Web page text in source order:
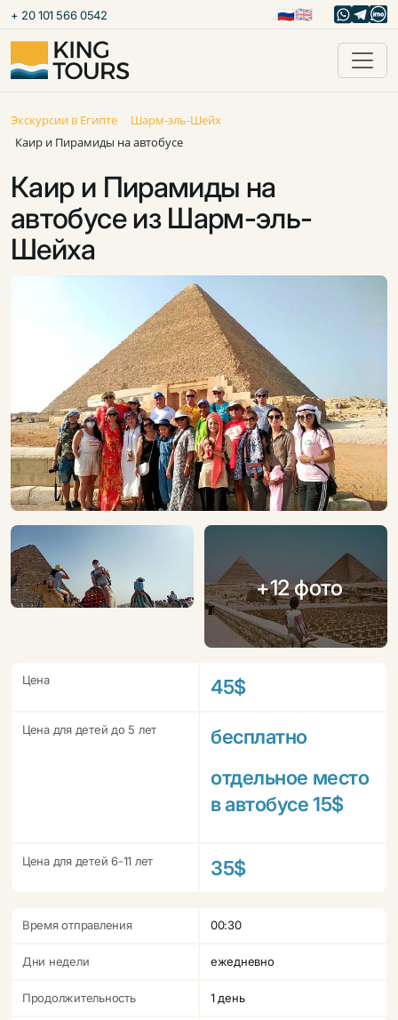
+ 20 101 566 0542 🇷🇺🇬🇧
Экскурсии в Египте
Шарм-эль-Шейх
Каир и Пирамиды на автобусе
Каир и Пирамиды на
автобусе из Шарм-эль-
Шейха
+12 фото
Время отправления 00:30
Дни недели ежедневно
Продолжительность 1 день
Цена 45$
Цена для детей до 5 лет
бесплатно
отдельное место
в автобусе 15$
Цена для детей 6-11 лет 35$